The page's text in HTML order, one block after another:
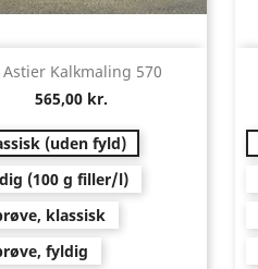
Vis her
Astier Kalkmaling 570
565,00 kr.
(uden fyld)
(100 g filler/l)
klassisk
fyldig